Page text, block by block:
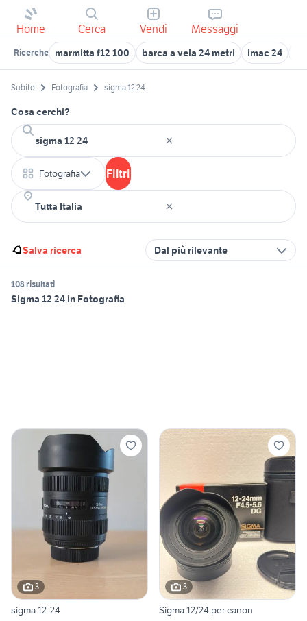
Home Cerca Vendi Messaggi
Ricerche marmitta f12 100 barca a vela 24 metri imac 24
Subito Fotografia sigma 12 24
Cosa cerchi?
Fotografia Filtri
Salva ricerca Dal più rilevante
108 risultati
Sigma 12 24 in Fotografia
3
sigma 12-24
3
Sigma 12/24 per canon